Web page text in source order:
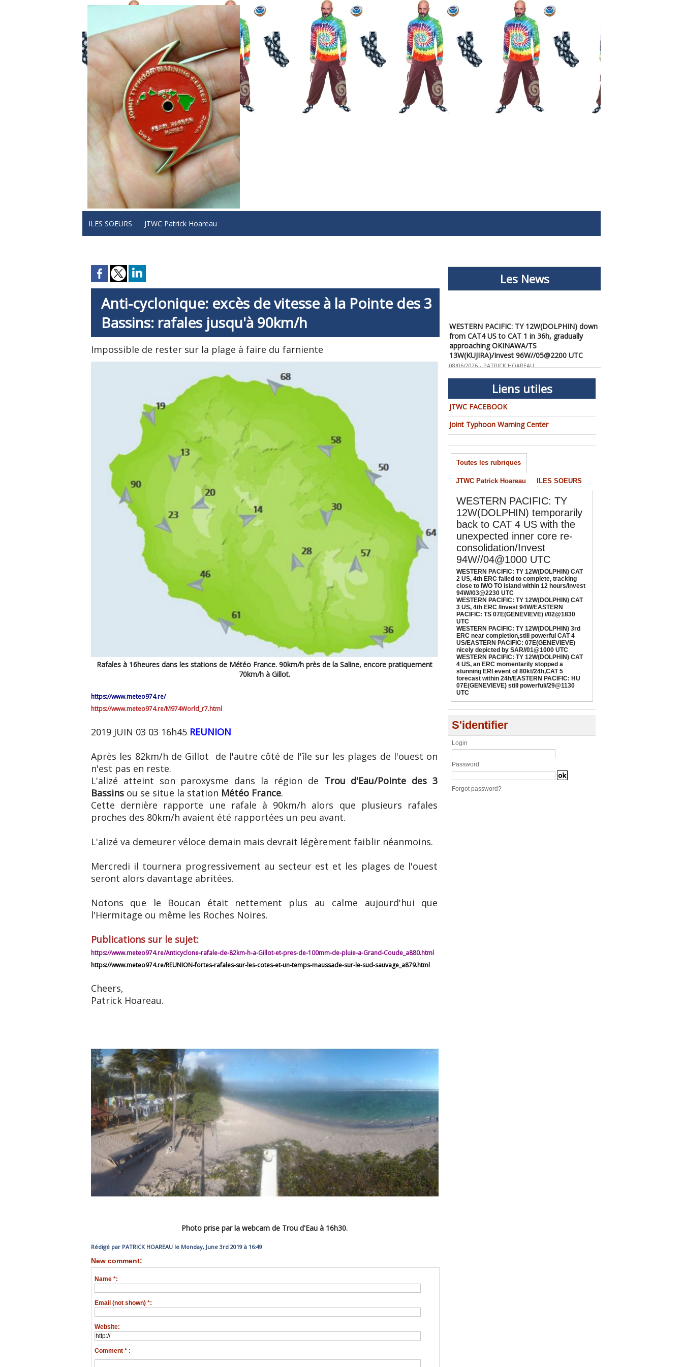
ILES SOEURS JTWC Patrick Hoareau
Anti-cyclonique: excès de vitesse à la Pointe des 3
Bassins: rafales jusqu'à 90km/h
Impossible de rester sur la plage à faire du farniente
Rafales à 16heures dans les stations de Météo France. 90km/h près de la Saline, encore pratiquement
70km/h à Gillot.
https://www.meteo974.re/
https://www.meteo974.re/M974World_r7.html
2019 JUIN 03 03 16h45 REUNION
Après les 82km/h de Gillot de l'autre côté de l'île sur les plages de l'ouest on
n'est pas en reste.
L'alizé atteint son paroxysme dans la région de Trou d'Eau/Pointe des 3
Bassins ou se situe la station Météo France.
Cette dernière rapporte une rafale à 90km/h alors que plusieurs rafales
proches des 80km/h avaient été rapportées un peu avant.
L'alizé va demeurer véloce demain mais devrait légèrement faiblir néanmoins.
Mercredi il tournera progressivement au secteur est et les plages de l'ouest
seront alors davantage abritées.
Notons que le Boucan était nettement plus au calme aujourd'hui que
l'Hermitage ou même les Roches Noires.
Publications sur le sujet:
https://www.meteo974.re/Anticyclone-rafale-de-82km-h-a-Gillot-et-pres-de-100mm-de-pluie-a-Grand-Coude_a880.html
https://www.meteo974.re/REUNION-fortes-rafales-sur-les-cotes-et-un-temps-maussade-sur-le-sud-sauvage_a879.html
Cheers,
Patrick Hoareau.
Photo prise par la webcam de Trou d'Eau à 16h30.
Rédigé par PATRICK HOAREAU le Monday, June 3rd 2019 à 16:49
New comment:
Name *:
Email (not shown) *:
Website:
Comment * :
Les News
from CAT4 US to CAT 1 in 36h, gradually
approaching OKINAWA/TS
13W(KUJIRA)/Invest 96W//05@2200 UTC
08/06/2026 -PATRICK HOAREAU
temporarily back to CAT 4 US with the
unexpected inner core re-
consolidation/Invest 94W//04@1000 UTC
08/04/2026
WESTERN PACIFIC: TY 12W(DOLPHIN) CAT 2
94W//03@2230 UTC
WESTERN PACIFIC: TY 12W(DOLPHIN) CAT 3
US, 4th ERC /Invest 94W/EASTERN PACIFIC:
TS 07E(GENEVIEVE) //02@1830 UTC
08/02/2026 -PATRICK HOAREAU
WESTERN PACIFIC: TY 12W(DOLPHIN) 3rd
ERC near completion,still powerful CAT 4
US/EASTERN PACIFIC: 07E(GENEVIEVE) nicely
depicted by SAR//01@1000 UTC
08/01/2026 -PATRICK HOAREAU
WESTERN PACIFIC: TY 12W(DOLPHIN) CAT 4
US, an ERC momentarily stopped a stunning
ERI event of 80kt/24h,CAT 5 forecast within
24h/EASTERN PACIFIC: HU 07E(GENEVIEVE)
still powerful//29@1130 UTC
07/29/2026 -PATRICK HOAREAU
Liens utiles
JTWC FACEBOOK
Joint Typhoon Warning Center
Toutes les rubriques
JTWC Patrick Hoareau ILES SOEURS
WESTERN PACIFIC: TY
12W(DOLPHIN) temporarily
back to CAT 4 US with the
unexpected inner core re-
consolidation/Invest
94W//04@1000 UTC
WESTERN PACIFIC: TY 12W(DOLPHIN) CAT
2 US, 4th ERC failed to complete, tracking
close to IWO TO island within 12 hours/Invest
94W//03@2230 UTC
WESTERN PACIFIC: TY 12W(DOLPHIN) CAT
3 US, 4th ERC /Invest 94W/EASTERN
PACIFIC: TS 07E(GENEVIEVE) //02@1830
UTC
WESTERN PACIFIC: TY 12W(DOLPHIN) 3rd
ERC near completion,still powerful CAT 4
US/EASTERN PACIFIC: 07E(GENEVIEVE)
nicely depicted by SAR//01@1000 UTC
WESTERN PACIFIC: TY 12W(DOLPHIN) CAT
4 US, an ERC momentarily stopped a
stunning ERI event of 80kt/24h,CAT 5
forecast within 24h/EASTERN PACIFIC: HU
07E(GENEVIEVE) still powerful//29@1130
UTC
S'identifier
Login
Password
Forgot password?